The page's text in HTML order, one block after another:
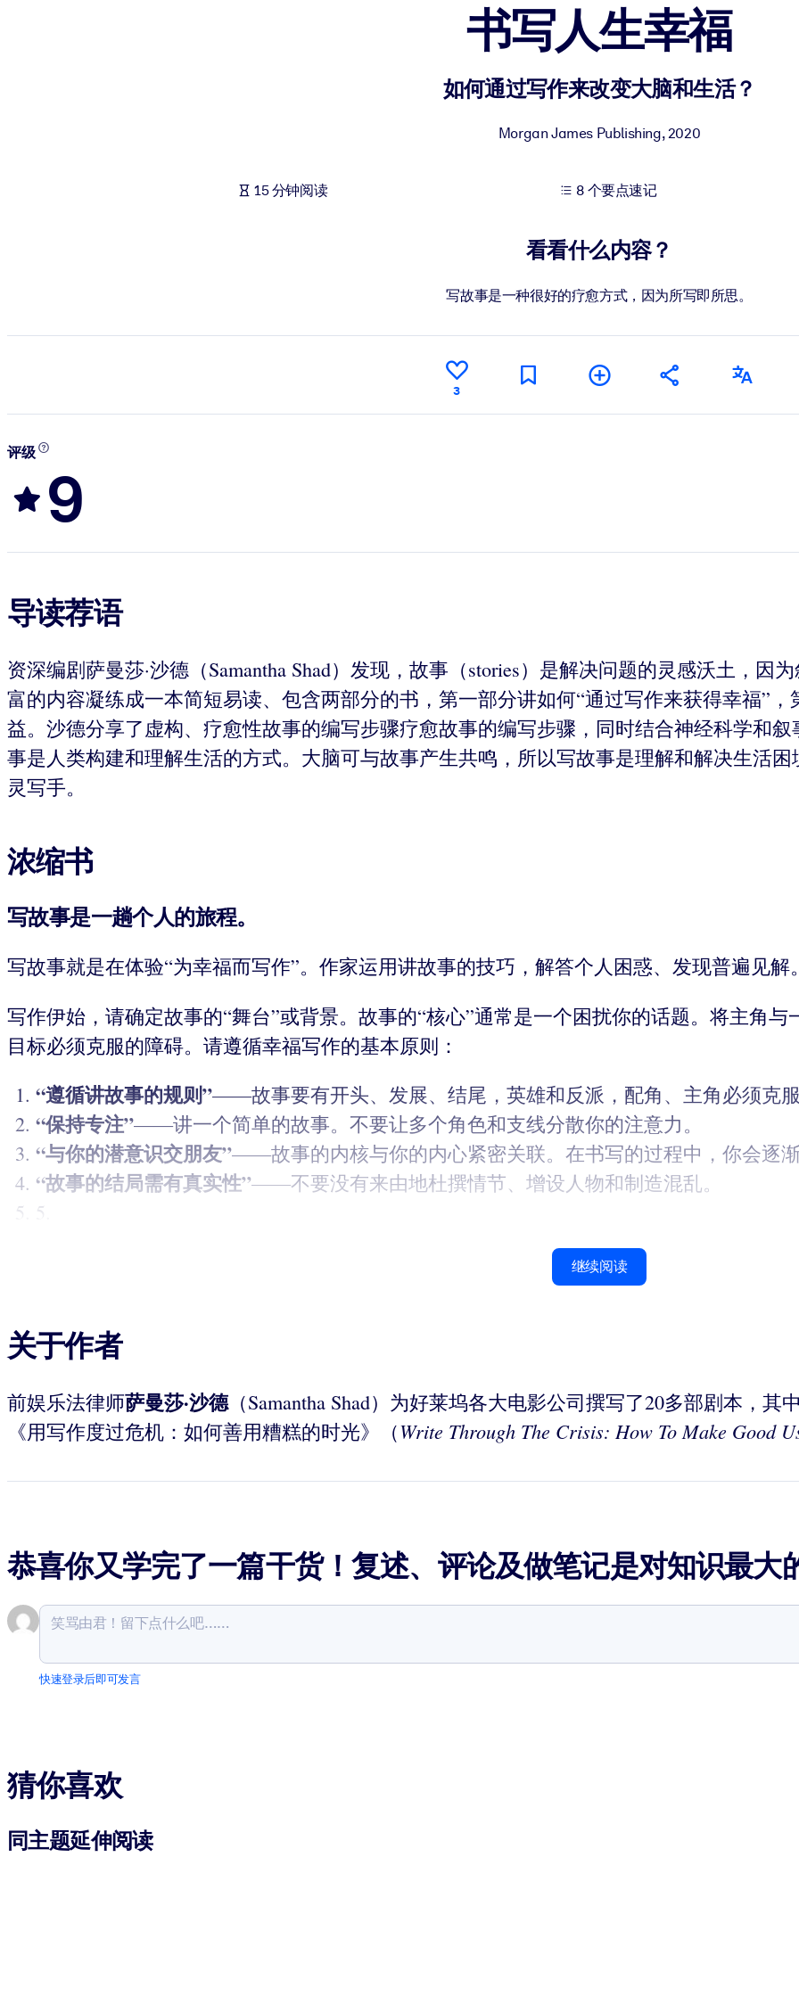
利用可靠、结构化的知识为您的人工智能系统提供动力，以改善输出结果。
书写人生幸福
如何通过写作来改变大脑和生活？
Morgan James Publishing,2020
15 分钟阅读 8 个要点速记
看看什么内容？
写故事是一种很好的疗愈方式，因为所写即所思。
3
评级
9
导读荐语
资深编剧萨曼莎·沙德（Samantha Shad）发现，故事（stories）是解决问题的灵感沃土，因
富的内容凝练成一本简短易读、包含两部分的书，第一部分讲如何“通过写作来获得幸福”
益。沙德分享了虚构、疗愈性故事的编写步骤疗愈故事的编写步骤，同时结合神经科学和
事是人类构建和理解生活的方式。大脑可与故事产生共鸣，所以写故事是理解和解决生活
灵写手。
浓缩书
写故事是一趟个人的旅程。
写故事就是在体验“为幸福而写作”。作家运用讲故事的技巧，解答个人困惑、发现普遍见解
写作伊始，请确定故事的“舞台”或背景。故事的“核心”通常是一个困扰你的话题。将主角
目标必须克服的障碍。请遵循幸福写作的基本原则：
“遵循讲故事的规则”——故事要有开头、发展、结尾，英雄和反派，配角、主角必须克
“保持专注”——讲一个简单的故事。不要让多个角色和支线分散你的注意力。
“与你的潜意识交朋友”——故事的内核与你的内心紧密关联。在书写的过程中，你会逐
“故事的结局需有真实性”——不要没有来由地杜撰情节、增设人物和制造混乱。
5.
继续阅读
关于作者
前娱乐法律师萨曼莎·沙德（Samantha Shad）为好莱坞各大电影公司撰写了20多部剧本，其
《用写作度过危机：如何善用糟糕的时光》（Write Through The Crisis: How To Make Good
恭喜你又学完了一篇干货！复述、评论及做笔记是对知识最大
快速登录后即可发言
猜你喜欢
同主题延伸阅读